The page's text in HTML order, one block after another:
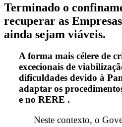
Terminado o
recuperar as
ainda sejam viáveis.
A forma mais célere de
excecionais de
dificuldades devido à
adaptar os
e no RERE .
Neste contexto, o